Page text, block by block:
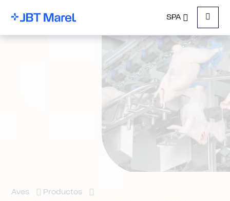
SPA
Menu
Aves Productos